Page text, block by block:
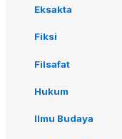
Eksakta
Fiksi
Filsafat
Hukum
Ilmu Budaya